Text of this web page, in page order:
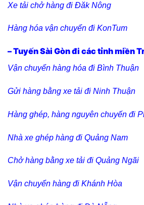
Xe tải chở hàng đi Đăk Nông
Hàng hóa vận chuyển đi KonTum
– Tuyến Sài Gòn đi các tỉnh miền
Vận chuyển hàng hóa đi Bình Thuận
Gửi hàng bằng xe tải đi Ninh Thuận
Hàng ghép, hàng nguyên chuyến đi
Nhà xe ghép hàng đi Quảng Nam
Chở hàng bằng xe tải đi Quảng Ngãi
Vận chuyển hàng đi Khánh Hòa